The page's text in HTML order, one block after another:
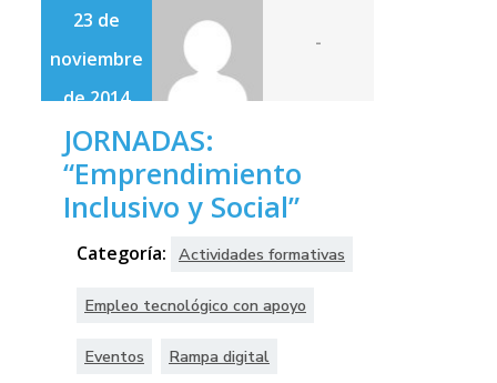
23 de
noviembre
de 2014
-
JORNADAS:
“Emprendimiento
Inclusivo y Social”
Categoría: Actividades formativas
Empleo tecnológico con apoyo
Eventos Rampa digital